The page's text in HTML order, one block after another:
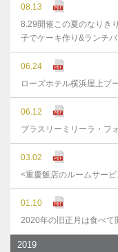
08.13
8.29開催この夏のなりき
子でケーキ作り&ランチ
06.24
ローズホテル横浜屋上プ
06.12
ブラスリーミリーラ・フ
03.02
<重慶飯店のルームサー
01.10
2020年の旧正月は食べて
2019